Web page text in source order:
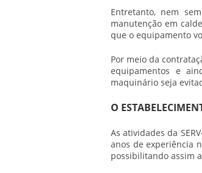
Entretanto, nem
manutenção em
que o equipamento
Por meio da
equipamentos e
maquinário seja
O
As atividades da
anos de experiência
possibilitando assim